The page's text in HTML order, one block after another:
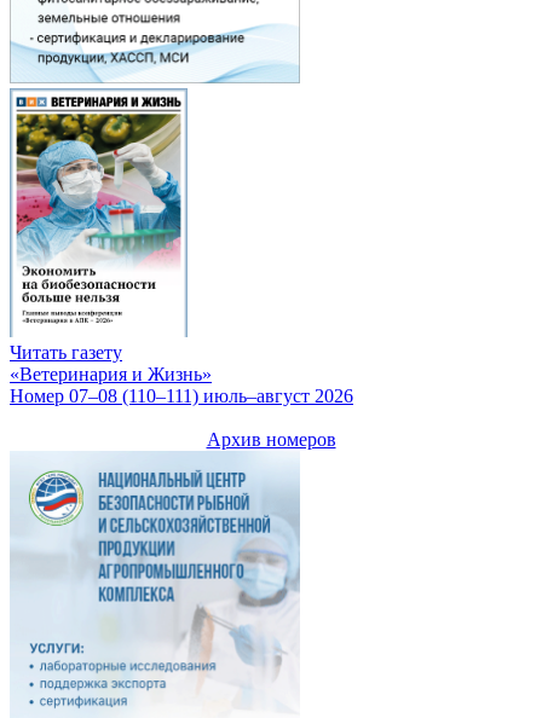
Читать газету
«Ветеринария и Жизнь»
Номер 07–08 (110–111) июль–август 2026
Архив номеров